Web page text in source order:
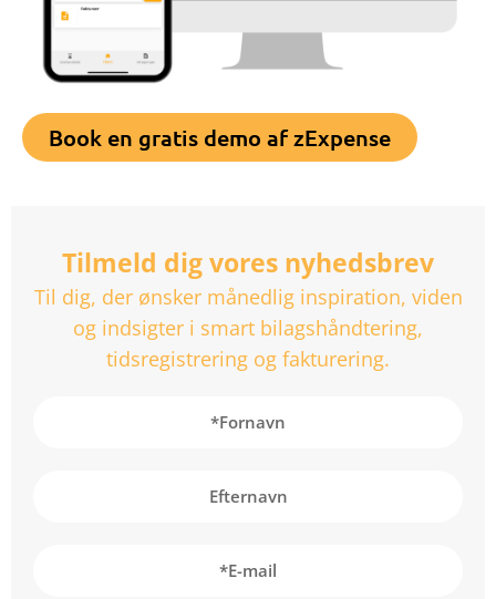
Book en gratis demo af zExpense
Tilmeld dig vores nyhedsbrev
Til dig, der ønsker månedlig inspiration, viden
og indsigter i smart bilagshåndtering,
tidsregistrering og fakturering.